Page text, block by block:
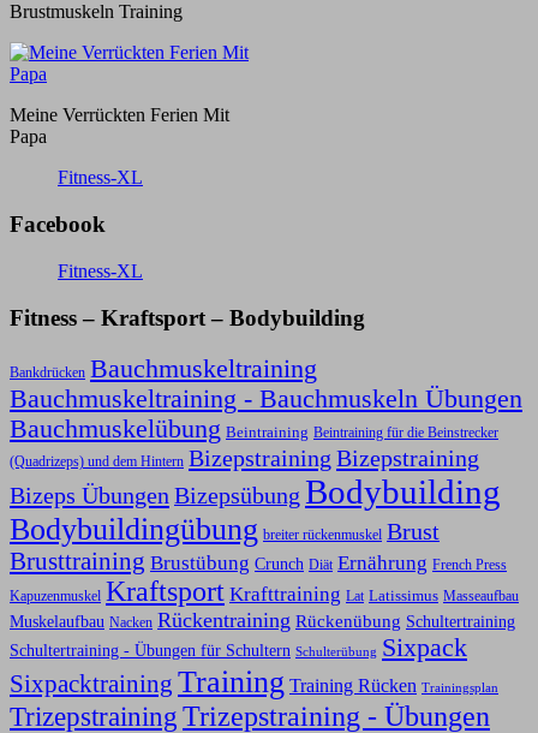
Brustmuskeln Training
Meine Verrückten Ferien Mit
Papa
Fitness-XL
Facebook
Fitness-XL
Fitness – Kraftsport – Bodybuilding
Bankdrücken Bauchmuskeltraining
Bauchmuskeltraining - Bauchmuskeln Übungen
Bauchmuskelübung Beintraining Beintraining für die Beinstrecker
(Quadrizeps) und dem Hintern Bizepstraining Bizepstraining
Bizeps Übungen Bizepsübung Bodybuilding
Bodybuildingübung breiter rückenmuskel Brust
Brusttraining Brustübung Crunch Diät Ernährung French Press
Kapuzenmuskel Kraftsport Krafttraining Lat Latissimus Masseaufbau
Muskelaufbau Nacken Rückentraining Rückenübung Schultertraining
Schultertraining - Übungen für Schultern Schulterübung Sixpack
Sixpacktraining Training Training Rücken Trainingsplan
TrizepstrainingTrizepstraining - Übungen